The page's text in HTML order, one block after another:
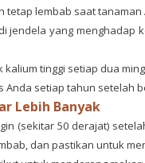
tetap lembab saat
jendela yang menghadap
kalium tinggi setiap dua
Anda setiap tahun setelah
Lebih Banyak
(sekitar 50 derajat)
dan pastikan untuk